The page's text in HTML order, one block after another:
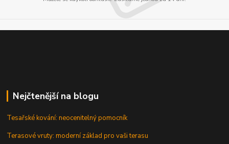
Nejčtenější na blogu
Tesařské kování: neocenitelný pomocník
Terasové vruty: moderní základ pro vaši terasu